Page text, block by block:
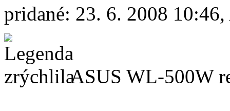
pridané: 23. 6. 2008
ASUS WL-500W